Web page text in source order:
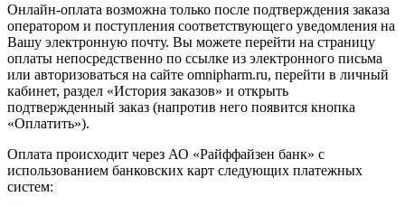
Онлайн-оплата возможна только после подтверждения заказа
оператором и поступления соответствующего уведомления на
Вашу электронную почту. Вы можете перейти на страницу
оплаты непосредственно по ссылке из электронного письма
или авторизоваться на сайте omnipharm.ru, перейти в личный
кабинет, раздел «История заказов» и открыть
подтвержденный заказ (напротив него появится кнопка
«Оплатить»).
Оплата происходит через АО «Райффайзен банк» с
использованием банковских карт следующих платежных
систем: